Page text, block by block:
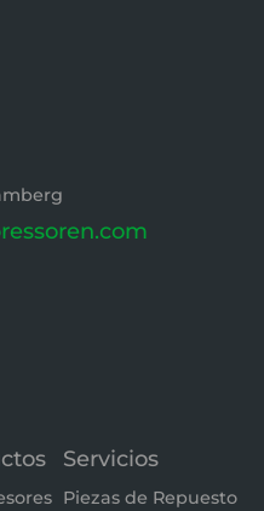
Servicios
Piezas de Repuesto